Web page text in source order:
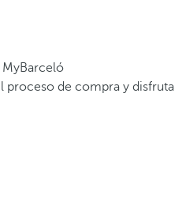
MyBarceló
proceso de compra y disfruta